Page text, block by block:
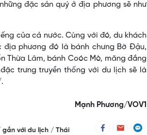
đặc sản quý ở địa phương sẽ như
của cả nước. Cùng với đó, du khách
địa phương đó là bánh chưng Bờ Đậu,
Thừa Lâm, bánh Coóc Mò, măng đắng
trưng truyền thống với du lịch sẽ là
Mạnh Phương/VOV1
gắn với du lịch Thái